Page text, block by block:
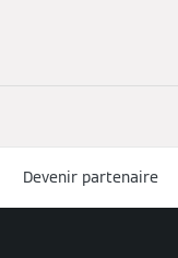
Devenir partenaire